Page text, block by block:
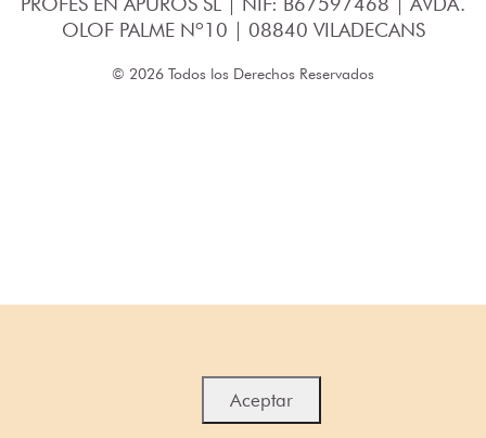
OLOF PALME Nº10 | 08840 VILADECANS
© 2026 Todos los Derechos Reservados
Aceptar